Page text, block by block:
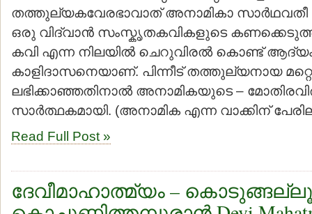
തത്തുല്യകവേരഭാവാത് അനാമികാ
ഒരു വിദ്വാന്‍ സംസ്കൃതകവികളുടെ
കവി എന്ന നിലയില്‍ ചെറുവിരല്‍ കൊണ്ട്
കാളിദാസനെയാണ്. പിന്നീട് തത്തുല്യനായ
ലഭിക്കാഞ്ഞതിനാല്‍ അനാമികയുടെ –
സാര്‍ത്ഥകമായി. (അനാമിക എന്ന വാക്കിന്
Read Full Post »
ദേവീമാഹാത്മ്യം –